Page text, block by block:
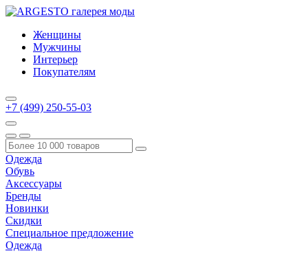
Женщины
Мужчины
Интерьер
Покупателям
+7 (499) 250-55-03
Одежда
Обувь
Аксессуары
Бренды
Новинки
Скидки
Специальное предложение
Одежда